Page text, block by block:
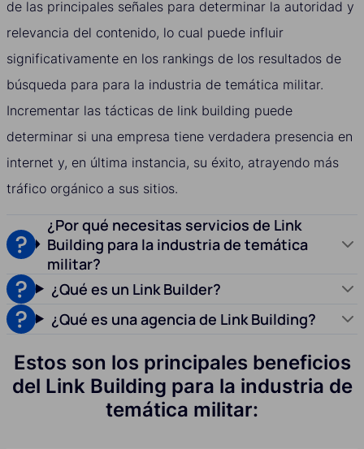
de las principales señales para determinar la autoridad y
relevancia del contenido, lo cual puede influir
significativamente en los rankings de los resultados de
búsqueda para para la industria de temática militar.
Incrementar las tácticas de link building puede
determinar si una empresa tiene verdadera presencia en
internet y, en última instancia, su éxito, atrayendo más
tráfico orgánico a sus sitios.
¿Por qué necesitas servicios de Link
Building para la industria de temática
militar?
¿Qué es un Link Builder?
¿Qué es una agencia de Link Building?
Estos son los principales beneficios
del Link Building para la industria de
temática militar: